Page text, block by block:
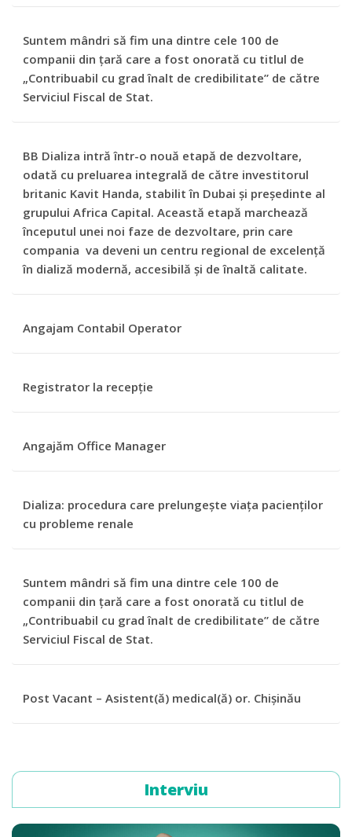
Suntem mândri să fim una dintre cele 100 de
companii din țară care a fost onorată cu titlul de
„Contribuabil cu grad înalt de credibilitate” de către
Serviciul Fiscal de Stat.
BB Dializa intră într-o nouă etapă de dezvoltare,
odată cu preluarea integrală de către investitorul
britanic Kavit Handa, stabilit în Dubai și președinte al
grupului Africa Capital. Această etapă marchează
începutul unei noi faze de dezvoltare, prin care
compania va deveni un centru regional de excelență
în dializă modernă, accesibilă și de înaltă calitate.
Angajam Contabil Operator
Registrator la recepție
Angajăm Office Manager
Dializa: procedura care prelungește viața pacienților
cu probleme renale
Suntem mândri să fim una dintre cele 100 de
companii din țară care a fost onorată cu titlul de
„Contribuabil cu grad înalt de credibilitate” de către
Serviciul Fiscal de Stat.
Post Vacant – Asistent(ă) medical(ă) or. Chișinău
Interviu